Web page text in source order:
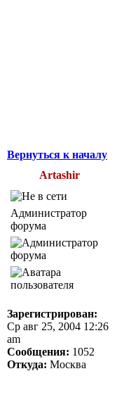
Вернуться к началу
Artashir
Администратор
форума
Зарегистрирован:
Ср авг 25, 2004 12:26
am
Сообщения: 1052
Откуда: Москва